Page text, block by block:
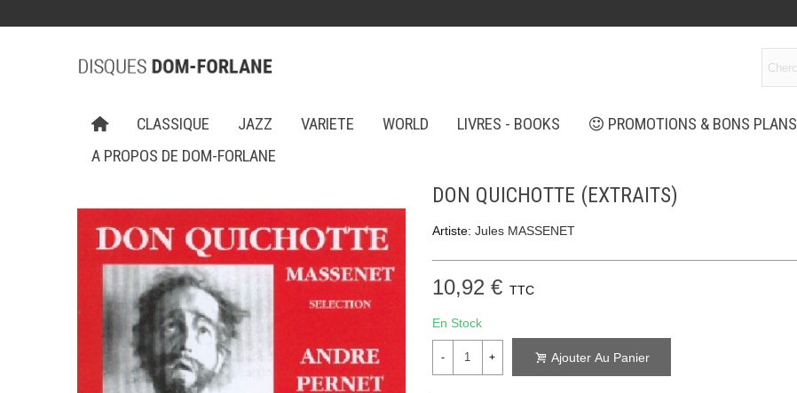
CLASSIQUE JAZZ VARIETE WORLD LIVRES - BOOKS PROMOTIONS & BONS PLANS
A PROPOS DE DOM-FORLANE
DON QUICHOTTE (EXTRAITS)
Artiste: Jules MASSENET
10,92 € TTC
En Stock
- + Ajouter Au Panier